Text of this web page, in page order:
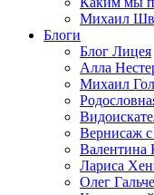
Михаил
Блоги
Блог Лицея
Алла
Михаил
Вернисаж
Валентина
Лариса
Олег